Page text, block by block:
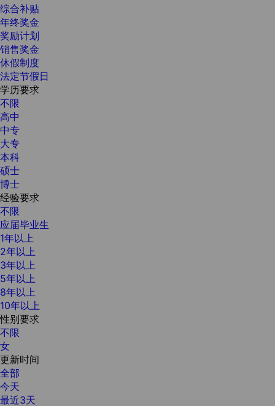
综合补贴
年终奖金
奖励计划
销售奖金
休假制度
法定节假日
学历要求
不限
高中
中专
大专
本科
硕士
博士
经验要求
不限
应届毕业生
1年以上
2年以上
3年以上
5年以上
8年以上
10年以上
性别要求
不限
女
更新时间
全部
今天
最近3天